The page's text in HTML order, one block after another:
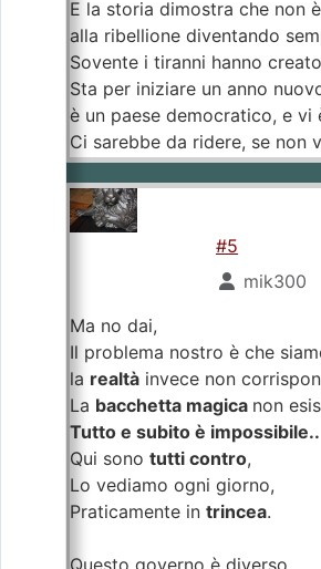
E la storia dimostra che non
alla ribellione diventando
Sovente i tiranni hanno
Sta per iniziare un anno
è un paese democratico, e
Ci sarebbe da ridere, se non
#5
mik300
Ma no dai,
Il problema nostro è che
la realtà invece non
La bacchetta magica non
Tutto e subito è impossibile..
Qui sono tutti contro,
Lo vediamo ogni giorno,
Praticamente in trincea.